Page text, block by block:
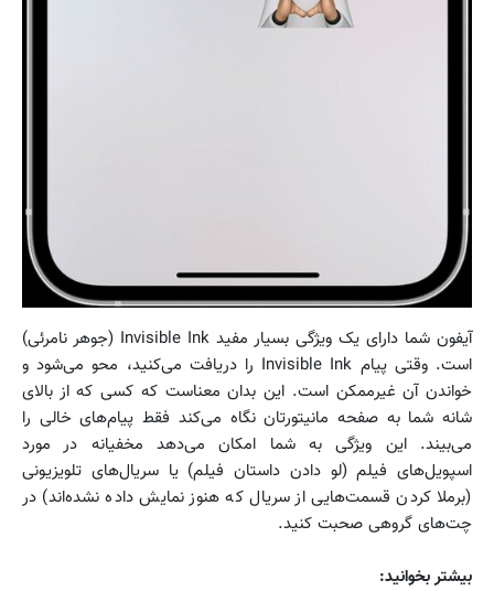
آیفون شما دارای یک ویژگی بسیار مفید Invisible Ink (جوهر نامرئی)
است. وقتی پیام Invisible Ink را دریافت می‌کنید، محو می‌شود و
خواندن آن غیرممکن است. این بدان معناست که کسی که از بالای
شانه شما به صفحه مانیتورتان نگاه می‌کند فقط پیام‌های خالی را
می‌بیند. این ویژگی به شما امکان می‌دهد مخفیانه در مورد
اسپویل‌های فیلم (لو دادن داستان فیلم) یا سریال‌های تلویزیونی
(برملا کردن قسمت‌هایی از سریال که هنوز نمایش داده نشده‌اند) در
چت‌های گروهی صحبت کنید.
بیشتر بخوانید: